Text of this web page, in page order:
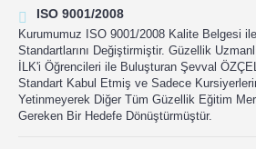
ISO 9001/2008
Kurumumuz ISO 9001/2008 Kalite Belgesi
Standartlarını Değiştirmiştir. Güzellik
İLK'i Öğrencileri ile Buluşturan Şevval
Standart Kabul Etmiş ve Sadece
Yetinmeyerek Diğer Tüm Güzellik Eğitim
Gereken Bir Hedefe Dönüştürmüştür.